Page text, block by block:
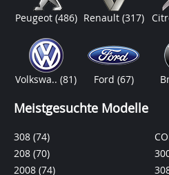
Peugeot (486) Renault (317)
Volkswa..(81) Ford (67)
Meistgesuchte Modelle
308 (74)
208 (70)
2008 (74)